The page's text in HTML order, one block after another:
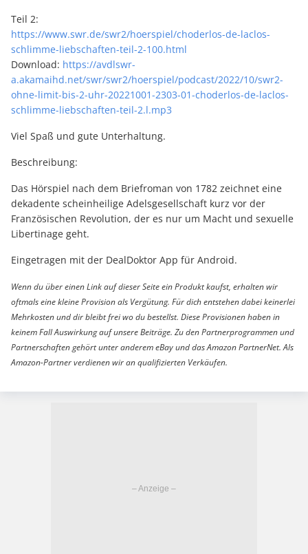
Teil 2:
https://www.swr.de/swr2/hoerspiel/choderlos-de-laclos-
schlimme-liebschaften-teil-2-100.html
Download: https://avdlswr-
a.akamaihd.net/swr/swr2/hoerspiel/podcast/2022/10/swr2-
ohne-limit-bis-2-uhr-20221001-2303-01-choderlos-de-laclos-
schlimme-liebschaften-teil-2.l.mp3
Viel Spaß und gute Unterhaltung.
Beschreibung:
Das Hörspiel nach dem Briefroman von 1782 zeichnet eine
dekadente scheinheilige Adelsgesellschaft kurz vor der
Französischen Revolution, der es nur um Macht und sexuelle
Libertinage geht.
Eingetragen mit der DealDoktor App für Android.
Wenn du über einen Link auf dieser Seite ein Produkt kaufst, erhalten wir
oftmals eine kleine Provision als Vergütung. Für dich entstehen dabei keinerlei
Mehrkosten und dir bleibt frei wo du bestellst. Diese Provisionen haben in
keinem Fall Auswirkung auf unsere Beiträge. Zu den Partnerprogrammen und
Partnerschaften gehört unter anderem eBay und das Amazon PartnerNet. Als
Amazon-Partner verdienen wir an qualifizierten Verkäufen.